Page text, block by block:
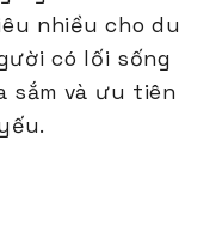
nhiều cho du
có lối sống
sắm và ưu tiên